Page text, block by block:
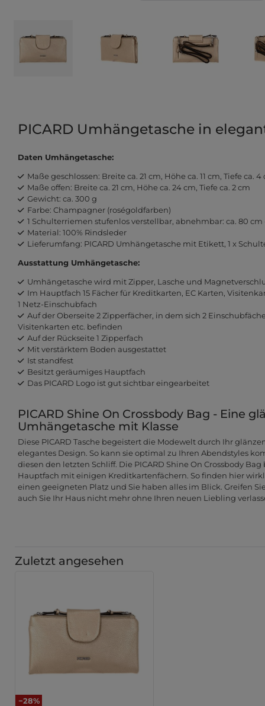
PICARD Umhängetasche in
Daten Umhängetasche:
Maße geschlossen: Breite ca. 21 cm, Höhe ca. 11 cm, Tiefe ca. 4
Maße offen: Breite ca. 21 cm, Höhe ca. 24 cm, Tiefe ca. 2 cm
Gewicht: ca. 300 g
Farbe: Champagner (roségoldfarben)
1 Schulterriemen stufenlos verstellbar, abnehmbar: ca. 80 cm
Material: 100% Rindsleder
Lieferumfang: PICARD Umhängetasche mit Etikett, 1 x
Ausstattung Umhängetasche:
Umhängetasche wird mit Zipper, Lasche und
Im Hauptfach 15 Fächer für Kreditkarten, EC Karten,
1 Netz-Einschubfach
Auf der Oberseite 2 Zipperfächer, in dem sich 2
Visitenkarten etc. befinden
Auf der Rückseite 1 Zipperfach
Mit verstärktem Boden ausgestattet
Ist standfest
Besitzt geräumiges Hauptfach
Das PICARD Logo ist gut sichtbar eingearbeitet
PICARD Shine On Crossbody Bag - Eine
Umhängetasche mit Klasse
Diese PICARD Tasche begeistert die Modewelt durch Ihr
elegantes Design. So kann sie optimal zu Ihren Abendstyles
diesen den letzten Schliff. Die PICARD Shine On Crossbody
Hauptfach mit einigen Kreditkartenfächern. So finden hier
einen geeigneten Platz und Sie haben alles im Blick. Greifen
auch Sie Ihr Haus nicht mehr ohne Ihren neuen Liebling
Zuletzt angesehen
−28%